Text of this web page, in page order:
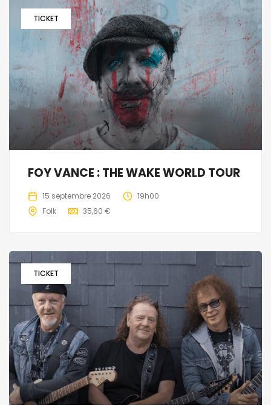
TICKET
FOY VANCE : THE WAKE WORLD TOUR
15 septembre 2026
19h00
Folk
35,60 €
TICKET